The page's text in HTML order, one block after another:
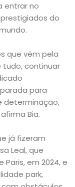
entrar no
do
que vêm pela
tudo, continuar
para
determinação,
Bia.
já fizeram
Leal, que
em 2024, e
park,